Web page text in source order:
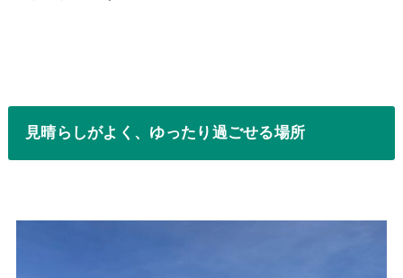
見晴らしがよく、ゆったり過ごせる場所